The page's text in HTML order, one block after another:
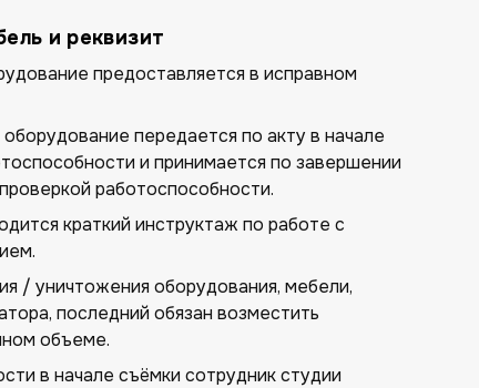
и реквизит
предоставляется в исправном
передается по акту в начале
и принимается по завершении
работоспособности.
краткий инструктаж по работе с
/ уничтожения оборудования, мебели,
последний обязан возместить
объеме.
в начале съёмки сотрудник студии